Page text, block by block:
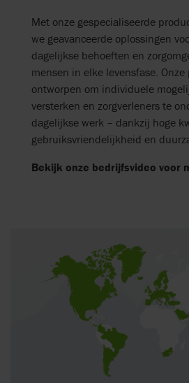
Met onze gespecialiseerde
we geavanceerde oplossingen
dagelijkse behoeften en
mensen in elke levensfase.
ontworpen om individuele
versterken en zorgverleners te
dagelijkse werk – dankzij hoge
gebruiksvriendelijkheid en
Bekijk onze bedrijfsvideo voor